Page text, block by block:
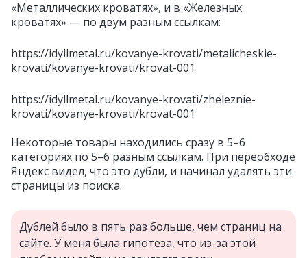
«Металлических кроватях», и в «Железных
кроватях» — по двум разным ссылкам:
https://idyllmetal.ru/kovanye-krovati/metalicheskie-
krovati/kovanye-krovati/krovat-001
https://idyllmetal.ru/kovanye-krovati/zheleznie-
krovati/kovanye-krovati/krovat-001
Некоторые товары находились сразу в 5–6
категориях по 5–6 разным ссылкам. При переобходе
Яндекс видел, что это дубли, и начинал удалять эти
страницы из поиска.
Дублей было в пять раз больше, чем страниц на
сайте. У меня была гипотеза, что из-за этой